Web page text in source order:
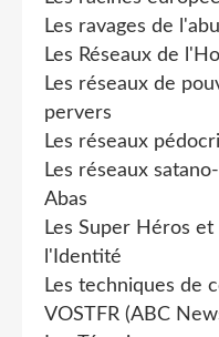
Les ravages de
Les Réseaux de
Les réseaux de
pervers
Les réseaux
Les réseaux
Abas
Les Super Héros
l'Identité
Les techniques de
VOSTFR (ABC